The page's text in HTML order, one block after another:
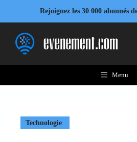
contenu
Rejoignez les 30 000 abonnés
Menu
Technologie